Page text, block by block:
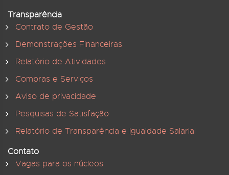
Transparência
Contrato de Gestão
Demonstrações Financeiras
Relatório de Atividades
Compras e Serviços
Aviso de privacidade
Pesquisas de Satisfação
Relatório de Transparência e Igualdade Salarial
Contato
Vagas para os núcleos